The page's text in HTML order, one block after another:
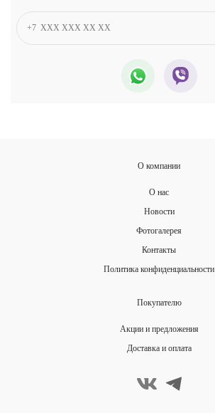
О компании
О нас
Новости
Фотогалерея
Контакты
Политика конфиденциальности
Покупателю
Акции и предложения
Доставка и оплата